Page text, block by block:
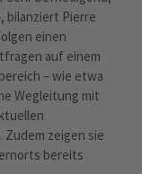
bilanziert Pierre
einen
auf einem
– wie etwa
Wegleitung mit
zeigen sie
bereits